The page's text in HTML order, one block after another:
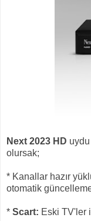
Next 2023 HD uydu
olursak;
* Kanallar hazır
otomatik
* Scart: Eski TV'ler